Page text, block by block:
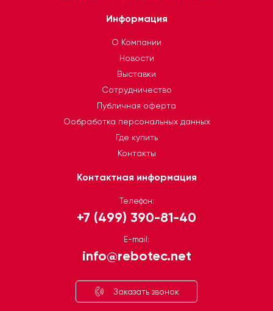
Информация
О Компании
Новости
Выставки
Сотрудничество
Публичная оферта
Ообработка персональных данных
Где купить
Контакты
Контактная информация
Телефон:
+7 (499) 390-81-40
E-mail:
info@rebotec.net
Заказать звонок